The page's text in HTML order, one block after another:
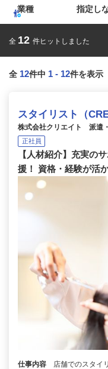
業種 指定し
全 12 件ヒットしました
全 12件中 1 - 12件を表示
スタイリスト（
株式会社クリエイト 派遣
正社員
【人材紹介】充実の
援！ 資格・経験が活
仕事内容
店舗でのスタイ